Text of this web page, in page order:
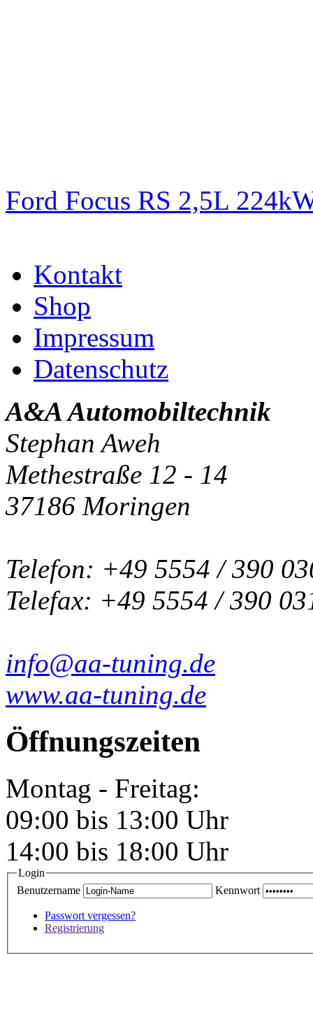
Ford Focus RS 2,5L
Kontakt
Shop
Impressum
Datenschutz
A&A Automobiltechnik
Stephan Aweh
Methestraße 12 - 14
37186 Moringen
Telefon: +49 5554 / 390
Telefax: +49 5554 / 390
info@aa-tuning.de
www.aa-tuning.de
Öffnungszeiten
Montag - Freitag:
09:00 bis 13:00 Uhr
14:00 bis 18:00 Uhr
Login
Benutzername
Kennwort
Passwort vergessen?
Registrierung